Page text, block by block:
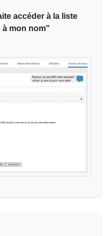
accéder à la liste
à mon nom"